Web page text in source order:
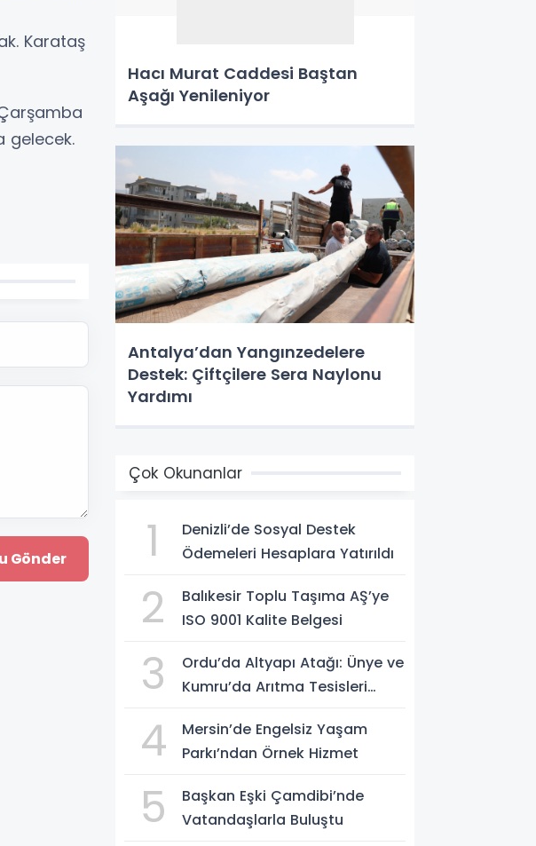
Karataş
gelecek.
Hacı Murat Caddesi Baştan
Aşağı Yenileniyor
Antalya’dan Yangınzedelere
Destek: Çiftçilere Sera Naylonu
Yardımı
Çok Okunanlar
1
Denizli’de Sosyal Destek
Ödemeleri Hesaplara Yatırıldı
2
Balıkesir Toplu Taşıma AŞ’ye
ISO 9001 Kalite Belgesi
3
Ordu’da Altyapı Atağı: Ünye ve
Kumru’da Arıtma Tesisleri
4
Mersin’de Engelsiz Yaşam
Parkı’ndan Örnek Hizmet
5
Başkan Eşki Çamdibi’nde
Vatandaşlarla Buluştu